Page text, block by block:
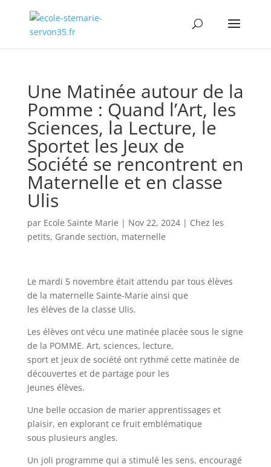
Une Matinée autour de la
Pomme : Quand l’Art, les
Sciences, la Lecture, le
Sportet les Jeux de
Société se rencontrent en
Maternelle et en classe
Ulis
par Ecole Sainte Marie | Nov 22, 2024| Chez les
petits, Grande section, maternelle
Le mardi 5 novembre était attendu par tous élèves
de la maternelle Sainte-Marie ainsi que
les élèves de la classe Ulis.
Les élèves ont vécu une matinée placée sous le signe
de la POMME. Art, sciences, lecture,
sport et jeux de société ont rythmé cette matinée de
découvertes et de partage pour les
jeunes élèves.
Une belle occasion de marier apprentissages et
plaisir, en explorant ce fruit emblématique
sous plusieurs angles.
Un joli programme qui a stimulé les sens, encouragé